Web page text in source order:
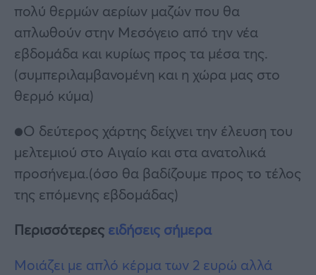
πολύ θερμών αερίων μαζών που θα
απλωθούν στην Μεσόγειο από την νέα
εβδομάδα και κυρίως προς τα μέσα της.
(συμπεριλαμβανομένη και η χώρα μας στο
θερμό κύμα)
●Ο δεύτερος χάρτης δείχνει την έλευση του
μελτεμιού στο Αιγαίο και στα ανατολικά
προσήνεμα.(όσο θα βαδίζουμε προς το τέλος
της επόμενης εβδομάδας)
Περισσότερες ειδήσεις σήμερα
Μοιάζει με απλό κέρμα των 2 ευρώ αλλά